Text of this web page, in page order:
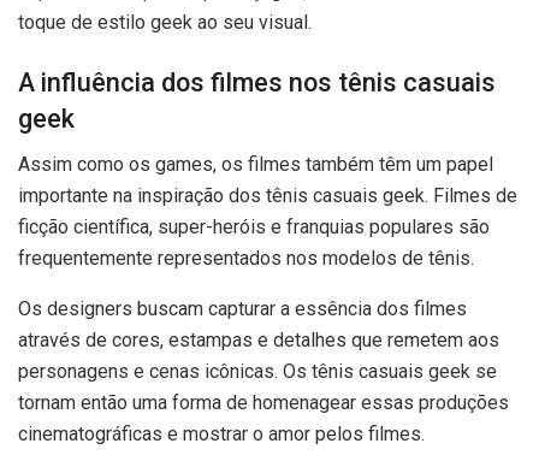
toque de estilo geek ao seu visual.
A influência dos filmes nos tênis casuais
geek
Assim como os games, os filmes também têm um papel
importante na inspiração dos tênis casuais geek. Filmes de
ficção científica, super-heróis e franquias populares são
frequentemente representados nos modelos de tênis.
Os designers buscam capturar a essência dos filmes
através de cores, estampas e detalhes que remetem aos
personagens e cenas icônicas. Os tênis casuais geek se
tornam então uma forma de homenagear essas produções
cinematográficas e mostrar o amor pelos filmes.